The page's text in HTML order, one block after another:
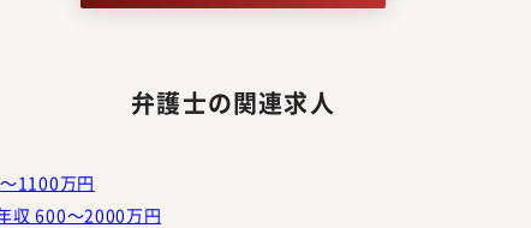
弁護士の関連求人
1100万円
収 600～2000万円